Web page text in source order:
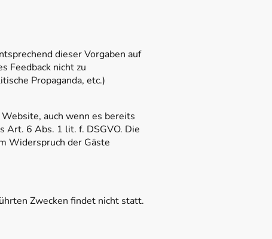
dieser Vorgaben auf
Feedback nicht zu
Propaganda, etc.)
auch wenn es bereits
Art. 6 Abs. 1 lit. f. DSGVO. Die
Widerspruch der Gäste
Zwecken findet nicht statt.